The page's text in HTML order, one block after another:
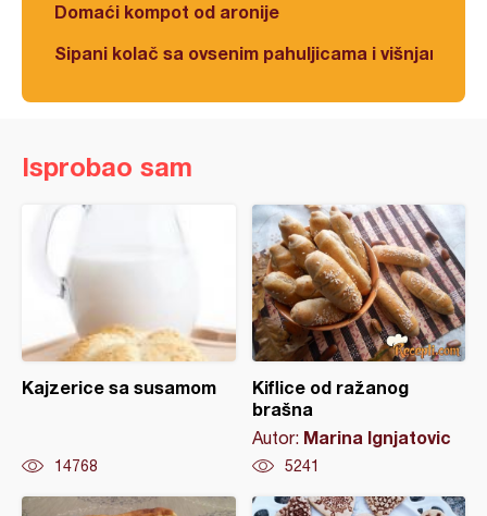
Domaći kompot od aronije
Sipani kolač sa ovsenim pahuljicama i višnjama
Isprobao sam
Kajzerice sa susamom
14768
Kiflice od ražanog
brašna
Autor: Marina Ignjatovic
5241